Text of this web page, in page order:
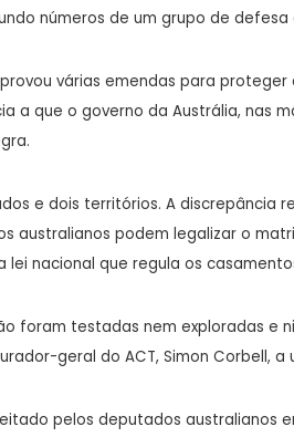
números de um grupo de defesa
várias emendas para
a que o governo da Austrália, nas
e dois territórios. A discrepância
australianos podem legalizar o
nacional que regula os
foram testadas nem exploradas e
geral do ACT, Simon Corbell,
pelos deputados australianos